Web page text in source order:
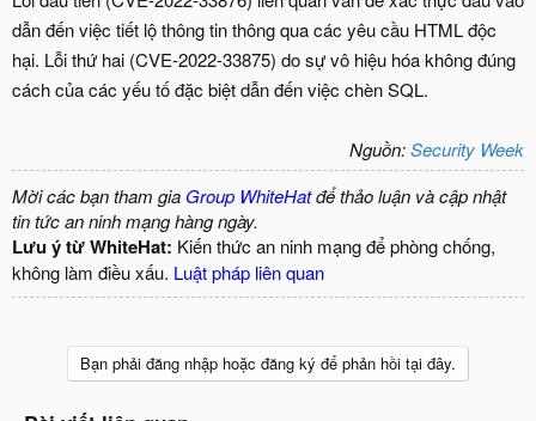
Nguồn: Security Week
Mời các bạn tham giaGroup WhiteHatđể thảo luận và cập nhật
tin tức an ninh mạng hàng ngày.
Bạn phải đăng nhập hoặc đăng ký để phản hồi tại đây.
Bài viết liên quan
Hơn 73.000 tường lửa Fortinet bị xâm nhập
trong làn sóng tấn công diện rộng